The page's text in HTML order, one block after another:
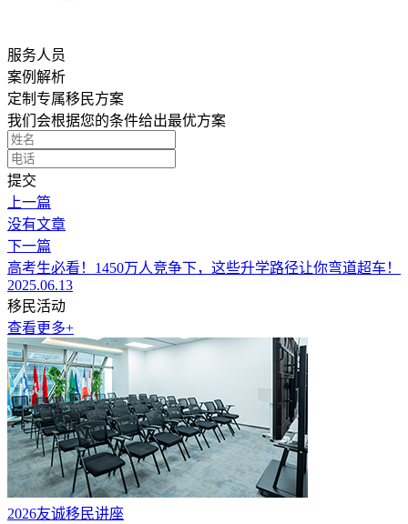
服务人员
案例解析
定制专属移民方案
我们会根据您的条件给出最优方案
提交
上一篇
没有文章
下一篇
高考生必看！1450万人竞争下，这些升学路径让你弯道超车！
2025.06.13
移民活动
查看更多+
2026友诚移民讲座